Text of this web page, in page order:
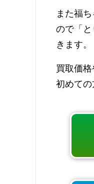
また福
ので「
きます。
買取価
初めて